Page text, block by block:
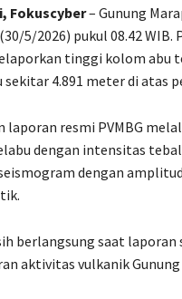
Fokuscyber– Gunung
5/2026) pukul 08.42
tinggi kolom abu
sekitar 4.891 meter di atas
laporan resmi PVMBG
dengan intensitas
dengan
berlangsung saat laporan
aktivitas vulkanik Gunung